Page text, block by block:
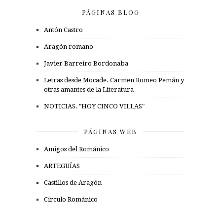
PÁGINAS BLOG
Antón Castro
Aragón romano
Javier Barreiro Bordonaba
Letras desde Mocade. Carmen Romeo Pemán y
otras amantes de la Literatura
NOTICIAS. "HOY CINCO VILLAS"
PÁGINAS WEB
Amigos del Románico
ARTEGUÍAS
Castillos de Aragón
Círculo Románico